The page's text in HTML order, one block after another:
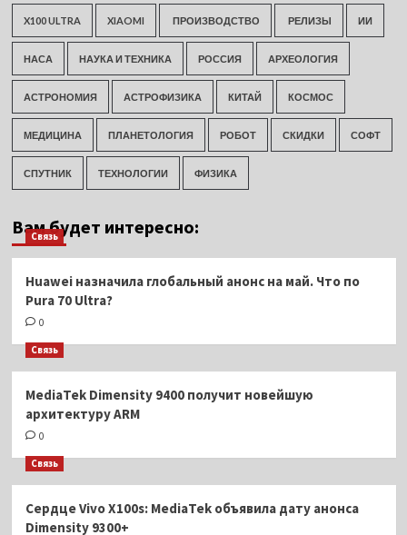
X100 ULTRA XIAOMI ПРОИЗВОДСТВО РЕЛИЗЫ ИИ
НАСА НАУКА И ТЕХНИКА РОССИЯ АРХЕОЛОГИЯ
АСТРОНОМИЯ АСТРОФИЗИКА КИТАЙ КОСМОС
МЕДИЦИНА ПЛАНЕТОЛОГИЯ РОБОТ СКИДКИ СОФТ
СПУТНИК ТЕХНОЛОГИИ ФИЗИКА
Вам будет интересно:
Связь
Huawei назначила глобальный анонс на май. Что по
Pura 70 Ultra?
0
Связь
MediaTek Dimensity 9400 получит новейшую
архитектуру ARM
0
Связь
Сердце Vivo X100s: MediaTek объявила дату анонса
Dimensity 9300+